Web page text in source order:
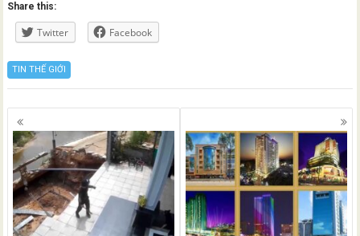
Share this:
Twitter Facebook
TIN THẾ GIỚI
Posts
navigation